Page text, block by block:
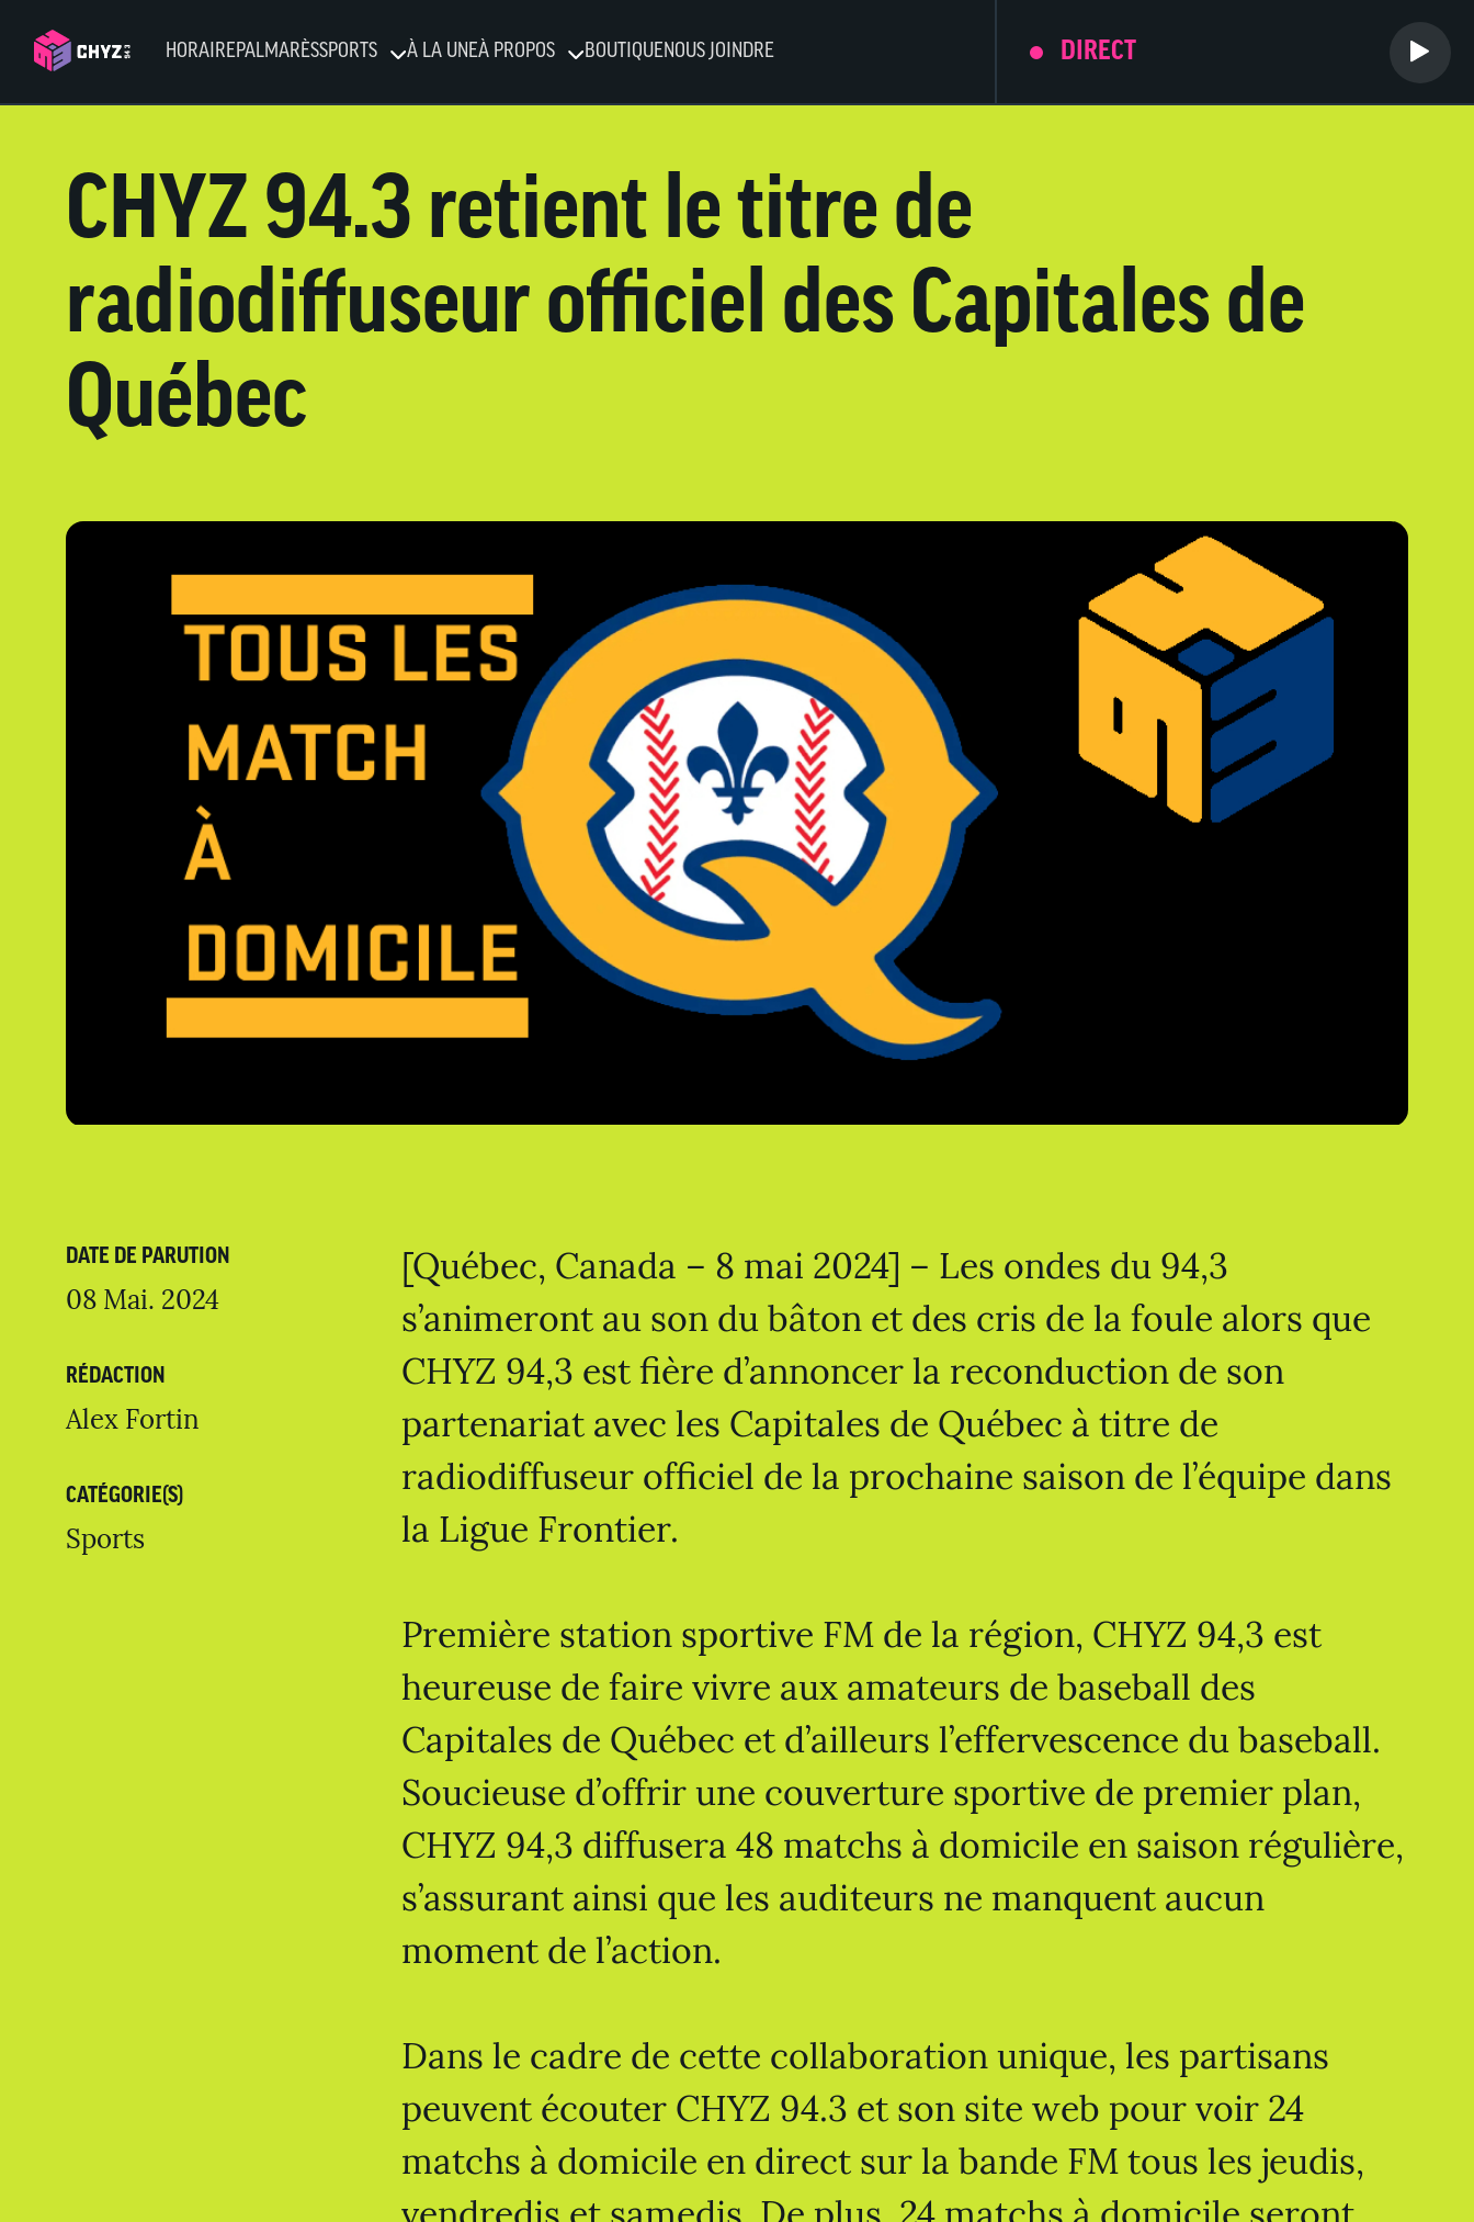
HORAIREPALMARÈSSPORTS À LA UNEÀ PROPOS BOUTIQUENOUS JOINDRE DIRECT
CHYZ 94.3 retient le titre de
radiodiffuseur officiel des Capitales de
Québec
DATE DE PARUTION
08 Mai. 2024
RÉDACTION
Alex Fortin
CATÉGORIE(S)
Sports
[Québec, Canada – 8 mai 2024] – Les ondes du 94,3
s’animeront au son du bâton et des cris de la foule alors que
CHYZ 94,3 est fière d’annoncer la reconduction de son
partenariat avec les Capitales de Québec à titre de
radiodiffuseur officiel de la prochaine saison de l’équipe dans
la Ligue Frontier.
Première station sportive FM de la région, CHYZ 94,3 est
heureuse de faire vivre aux amateurs de baseball des
Capitales de Québec et d’ailleurs l’effervescence du baseball.
Soucieuse d’offrir une couverture sportive de premier plan,
CHYZ 94,3 diffusera 48 matchs à domicile en saison régulière,
s’assurant ainsi que les auditeurs ne manquent aucun
moment de l’action.
Dans le cadre de cette collaboration unique, les partisans
peuvent écouter CHYZ 94.3 et son site web pour voir 24
matchs à domicile en direct sur la bande FM tous les jeudis,